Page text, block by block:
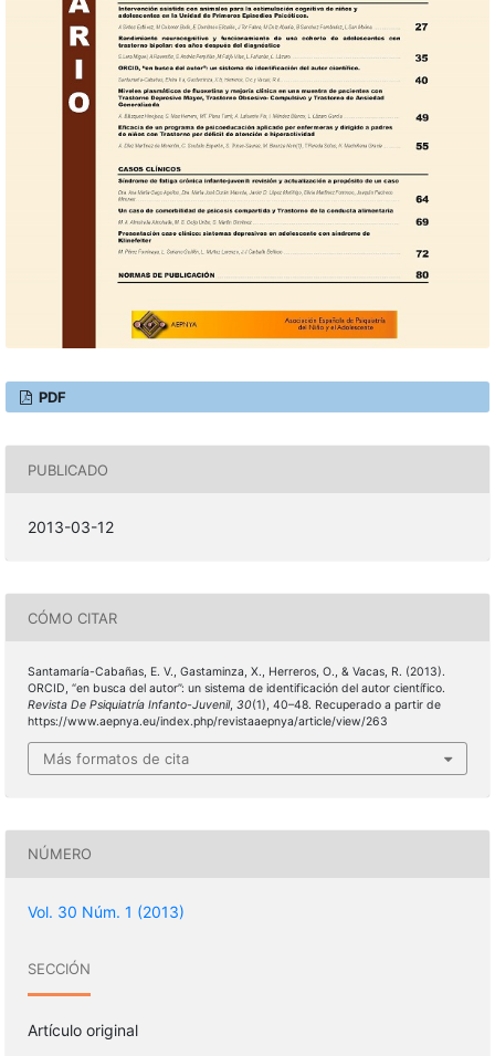
PDF
PUBLICADO
2013-03-12
CÓMO CITAR
Santamaría-Cabañas, E. V., Gastaminza, X., Herreros, O., & Vacas, R. (2013).
ORCID, “en busca del autor”: un sistema de identificación del autor científico.
Revista De Psiquiatría Infanto-Juvenil, 30(1), 40–48. Recuperado a partir de
https://www.aepnya.eu/index.php/revistaaepnya/article/view/263
Más formatos de cita
NÚMERO
Vol. 30 Núm. 1 (2013)
SECCIÓN
Artículo original